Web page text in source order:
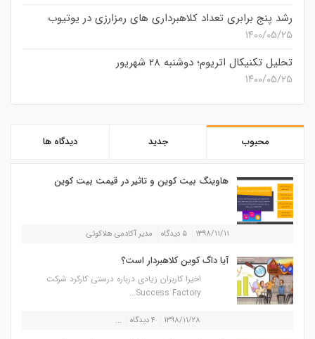
رشد پنج برابری تعداد کلاهبرداری های رمزارزی در یوتیوب
۱۴۰۰/۰۵/۲۵
تحلیل تکنیکال اتریوم؛ دوشنبه 28 شهریور
۱۴۰۰/۰۵/۲۵
محبوب جدید دیدگاه ها
هاوینگ بیت کوین و تاثیر در قیمت بیت کوین
۱۳۹۸/۱۱/۱۱ ۵ دیدگاه مدیر آکادمی هلاکوئی
آیا داگ کوین کلاهبردار است؟
اخیرا کاربران زیادی درباره درستی کارکرد شرکت
Success Factory...
۱۳۹۸/۱۱/۲۸ ۴ دیدگاه ...